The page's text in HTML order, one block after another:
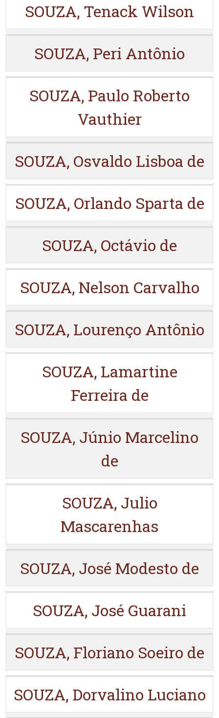
SOUZA, Tenack Wilson
SOUZA, Peri Antônio
SOUZA, Paulo Roberto
Vauthier
SOUZA, Osvaldo Lisboa de
SOUZA, Orlando Sparta de
SOUZA, Octávio de
SOUZA, Nelson Carvalho
SOUZA, Lourenço Antônio
SOUZA, Lamartine
Ferreira de
SOUZA, Júnio Marcelino
de
SOUZA, Julio
Mascarenhas
SOUZA, José Modesto de
SOUZA, José Guarani
SOUZA, Floriano Soeiro de
SOUZA, Dorvalino Luciano